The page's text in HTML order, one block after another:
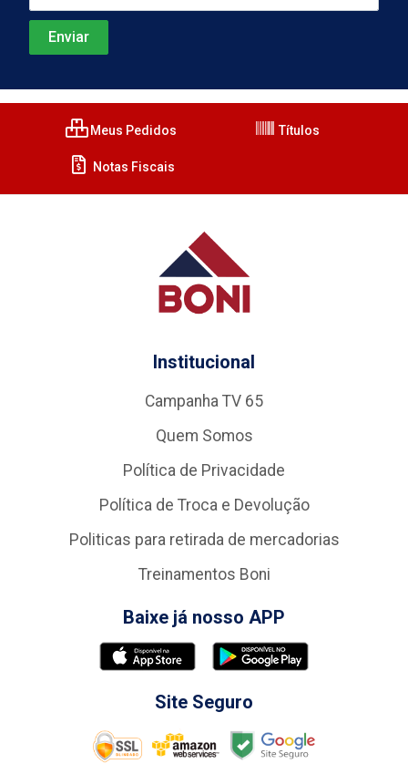
Meus Pedidos Títulos
Notas Fiscais
Institucional
Campanha TV 65
Quem Somos
Política de Privacidade
Política de Troca e Devolução
Politicas para retirada de mercadorias
Treinamentos Boni
Baixe já nosso APP
Site Seguro